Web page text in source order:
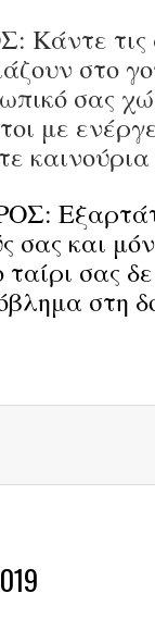
Κάντε
στο
σας
με
σας και
σας
στη